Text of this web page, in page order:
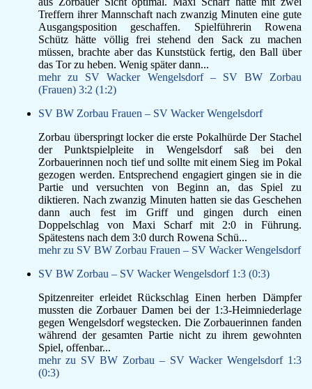
Treffern ihrer Mannschaft nach zwanzig Minuten eine gute
Ausgangsposition geschaffen. Spielführerin Rowena
Schütz hätte völlig frei stehend den Sack zu machen
müssen, brachte aber das Kunststück fertig, den Ball über
das Tor zu heben. Wenig später dann...
mehr zu SV Wacker Wengelsdorf – SV BW Zorbau
(Frauen) 3:2 (1:2)
SV BW Zorbau Frauen – SV Wacker Wengelsdorf
Zorbau überspringt locker die erste Pokalhürde Der Stachel
der Punktspielpleite in Wengelsdorf saß bei den
Zorbauerinnen noch tief und sollte mit einem Sieg im Pokal
gezogen werden. Entsprechend engagiert gingen sie in die
Partie und versuchten von Beginn an, das Spiel zu
diktieren. Nach zwanzig Minuten hatten sie das Geschehen
dann auch fest im Griff und gingen durch einen
Doppelschlag von Maxi Scharf mit 2:0 in Führung.
Spätestens nach dem 3:0 durch Rowena Schü...
mehr zu SV BW Zorbau Frauen – SV Wacker Wengelsdorf
SV BW Zorbau – SV Wacker Wengelsdorf 1:3 (0:3)
Spitzenreiter erleidet Rückschlag Einen herben Dämpfer
mussten die Zorbauer Damen bei der 1:3-Heimniederlage
gegen Wengelsdorf wegstecken. Die Zorbauerinnen fanden
während der gesamten Partie nicht zu ihrem gewohnten
Spiel, offenbar...
mehr zu SV BW Zorbau – SV Wacker Wengelsdorf 1:3
(0:3)